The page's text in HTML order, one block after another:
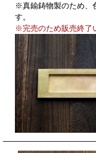
※真鍮鋳物製のため、
す。
※完売のため販売終了